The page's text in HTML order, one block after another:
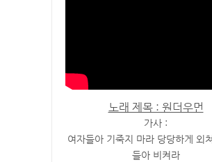
노래 제목 : 원더우먼
가사 :
여자들아 기죽지 마라 당당하게 외
들아 비켜라